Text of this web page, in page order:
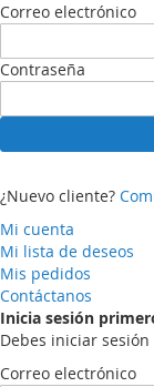
Correo electrónico
Contraseña
¿Nuevo cliente?
Mi cuenta
Mi lista de deseos
Mis pedidos
Contáctanos
Inicia sesión
Debes iniciar
Correo electrónico